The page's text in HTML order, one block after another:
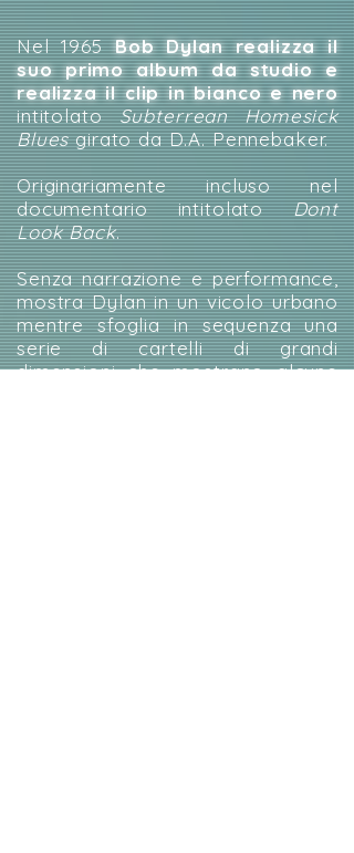
Nel 1965Bob Dylan realizza il
suo primo album da studio e
realizza il clip in bianco e nero
intitolatoSubterrean Homesick
Bluesgirato da D.A. Pennebaker.
Originariamente incluso nel
documentario intitolatoDont
Look Back.
Senza narrazione e performance,
mostra Dylan in un vicolo urbano
mentre sfoglia in sequenza una
serie di cartelli di grandi
dimensioni che mostrano alcune